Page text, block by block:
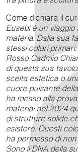
Come dichiara il
Eusebi è un
materia. Dalla sua
stessi colori
Rosso Cadmio
di questa sua
scelta estetica o
cuore pulsante
ha messo alla
materia; nel 2024
di strutture solide
esistere. Questi
ha permesso di
Sono il DNA della